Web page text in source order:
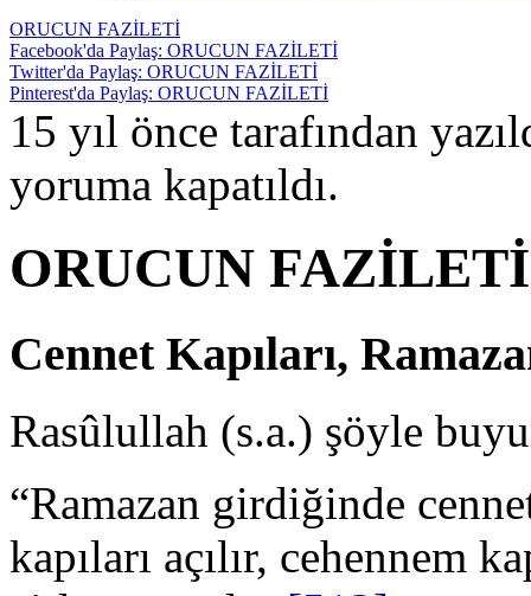
ORUCUN FAZİLETİ
Facebook'da Paylaş: ORUCUN FAZİLETİ
Twitter'da Paylaş: ORUCUN FAZİLETİ
Pinterest'da Paylaş: ORUCUN FAZİLETİ
15 yıl önce tarafından
yoruma kapatıldı.
ORUCUN FAZİLETİ
Cennet Kapıları,
Rasûlullah (s.a.) şöyle
“Ramazan girdiğinde
kapıları açılır, cehennem